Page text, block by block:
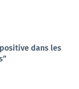
dans les